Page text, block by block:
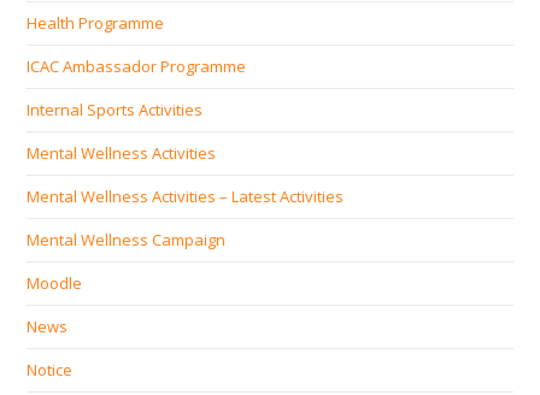
Health Programme
ICAC Ambassador Programme
Internal Sports Activities
Mental Wellness Activities
Mental Wellness Activities – Latest Activities
Mental Wellness Campaign
Moodle
News
Notice